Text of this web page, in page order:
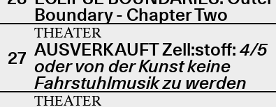
Boundary - Chapter Two
27
THEATER
AUSVERKAUFT Zell:stoff: 4/5
oder von der Kunst keine
Fahrstuhlmusik zu werden
THEATER